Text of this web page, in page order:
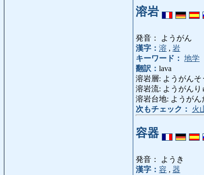
溶岩
発音： ようがん
漢字： 溶 , 岩
キーワード： 地学
翻訳： lava
溶岩層: ようがんそ
溶岩流: ようがんり
溶岩台地: ようがん
次もチェック：
火
容器
発音： ようき
漢字： 容 , 器